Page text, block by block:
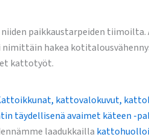
paikkaustarpeiden
hakea
kattotyöt.
kattovalokuvut,
täydellisenä avaimet käteen -
laadukkailla